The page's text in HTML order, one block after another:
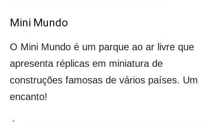
Mini Mundo
O Mini Mundo é um parque ao ar livre que
apresenta réplicas em miniatura de
construções famosas de vários países. Um
encanto!